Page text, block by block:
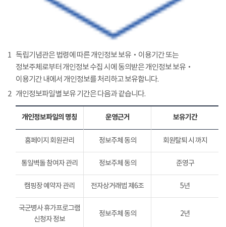
1 독립기념관은 법령에 따른 개인정보 보유‧이용기간 또는
정보주체로부터 개인정보 수집 시에 동의받은 개인정보 보유‧
이용기간 내에서 개인정보를 처리하고 보유합니다.
2 개인정보파일별 보유 기간은 다음과 같습니다.
개인정보파일의 명칭 운영근거 보유기간
홈페이지 회원관리 정보주체 동의 회원탈퇴 시 까지
통일벽돌 참여자 관리 정보주체 동의 준영구
캠핑장 예약자 관리 전자상거래법 제6조 5년
국군병사 휴가프로그램
신청자 정보
정보주체 동의 2년